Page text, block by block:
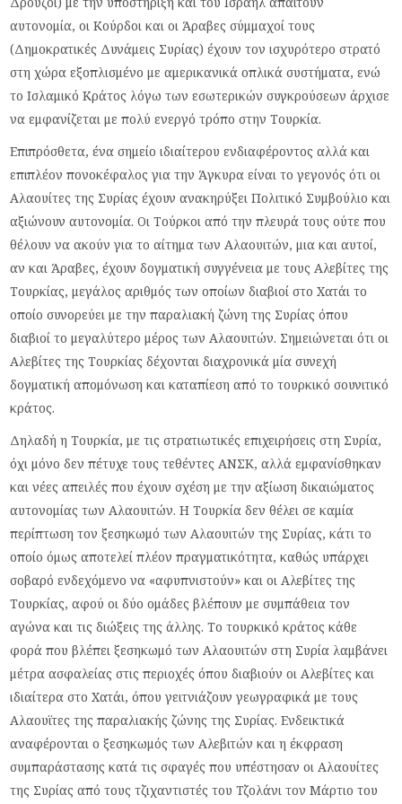
αυτονομία, οι Κούρδοι και οι Άραβες σύμμαχοί τους
(Δημοκρατικές Δυνάμεις Συρίας) έχουν τον ισχυρότερο στρατό
στη χώρα εξοπλισμένο με αμερικανικά οπλικά συστήματα, ενώ
το Ισλαμικό Κράτος λόγω των εσωτερικών συγκρούσεων άρχισε
να εμφανίζεται με πολύ ενεργό τρόπο στην Τουρκία.
Επιπρόσθετα, ένα σημείο ιδιαίτερου ενδιαφέροντος αλλά και
επιπλέον πονοκέφαλος για την Άγκυρα είναι το γεγονός ότι οι
Αλαουίτες της Συρίας έχουν ανακηρύξει Πολιτικό Συμβούλιο και
αξιώνουν αυτονομία. Οι Τούρκοι από την πλευρά τους ούτε που
θέλουν να ακούν για το αίτημα των Αλαουιτών, μια και αυτοί,
αν και Άραβες, έχουν δογματική συγγένεια με τους Αλεβίτες της
Τουρκίας, μεγάλος αριθμός των οποίων διαβιοί στο Χατάι το
οποίο συνορεύει με την παραλιακή ζώνη της Συρίας όπου
διαβιοί το μεγαλύτερο μέρος των Αλαουιτών. Σημειώνεται ότι οι
Αλεβίτες της Τουρκίας δέχονται διαχρονικά μία συνεχή
δογματική απομόνωση και καταπίεση από το τουρκικό σουνιτικό
κράτος.
Δηλαδή η Τουρκία, με τις στρατιωτικές επιχειρήσεις στη Συρία,
όχι μόνο δεν πέτυχε τους τεθέντες ΑΝΣΚ, αλλά εμφανίσθηκαν
και νέες απειλές που έχουν σχέση με την αξίωση δικαιώματος
αυτονομίας των Αλαουιτών. Η Τουρκία δεν θέλει σε καμία
περίπτωση τον ξεσηκωμό των Αλαουιτών της Συρίας, κάτι το
οποίο όμως αποτελεί πλέον πραγματικότητα, καθώς υπάρχει
σοβαρό ενδεχόμενο να «αφυπνιστούν» και οι Αλεβίτες της
Τουρκίας, αφού οι δύο ομάδες βλέπουν με συμπάθεια τον
αγώνα και τις διώξεις της άλλης. Το τουρκικό κράτος κάθε
φορά που βλέπει ξεσηκωμό των Αλαουιτών στη Συρία λαμβάνει
μέτρα ασφαλείας στις περιοχές όπου διαβιούν οι Αλεβίτες και
ιδιαίτερα στο Χατάι, όπου γειτνιάζουν γεωγραφικά με τους
Αλαουϊτες της παραλιακής ζώνης της Συρίας. Ενδεικτικά
αναφέρονται ο ξεσηκωμός των Αλεβιτών και η έκφραση
συμπαράστασης κατά τις σφαγές που υπέστησαν οι Αλαουίτες
της Συρίας από τους τζιχαντιστές του Τζολάνι τον Μάρτιο του